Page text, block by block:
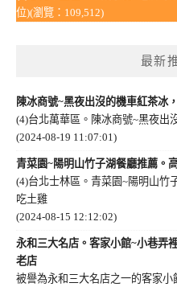
位)(瀏覽：109,512)
最新
陳冰商號~黑夜出沒的機車紅茶冰
(4)台北萬華區。陳冰商號~黑夜出
(2024-08-19 11:07:01)
青菜園~陽明山竹子湖餐廳推薦。
(4)台北士林區。青菜園~陽明山竹
吃土雞
(2024-08-15 12:12:02)
永和三大名店。客家小館~小巷弄
老店
被譽為永和三大名店之一的客家